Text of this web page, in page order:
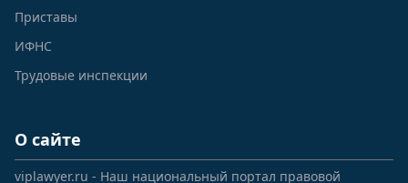
Приставы
ИФНС
Трудовые инспекции
О сайте
viplawyer.ru - Наш национальный портал правовой